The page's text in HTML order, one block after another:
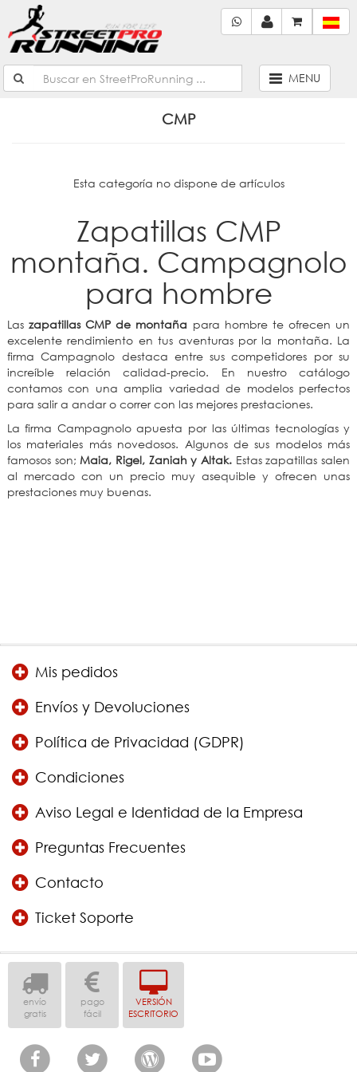
MENU
CMP
Esta categoría no dispone de artículos
Zapatillas CMP
montaña. Campagnolo
para hombre
Laszapatillas CMP de montaña para hombre te ofrecen un
excelente rendimiento en tus aventuras por la montaña. La
firma Campagnolo destaca entre sus competidores por su
increíble relación calidad-precio. En nuestro catálogo
contamos con una amplia variedad de modelos perfectos
para salir a andar o correr con las mejores prestaciones.
La firma Campagnolo apuesta por las últimas tecnologías y
los materiales más novedosos. Algunos de sus modelos más
famosos son;Maia, Rigel, Zaniah y Altak. Estas zapatillas salen
al mercado con un precio muy asequible y ofrecen unas
prestaciones muy buenas.
Mis pedidos
Envíos y Devoluciones
Política de Privacidad (GDPR)
Condiciones
Aviso Legal e Identidad de la Empresa
Preguntas Frecuentes
Contacto
Ticket Soporte
envío
gratis
pago
fácil
VERSIÓN
ESCRITORIO